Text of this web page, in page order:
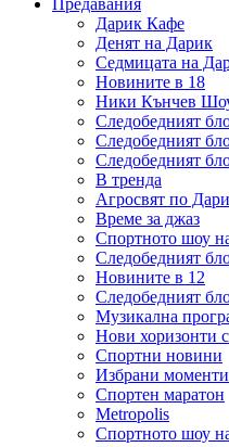
Предавания
Дарик Кафе
Денят на Дарик
Седмицата на
Новините в 18
Ники Кънчев
Следобедният
Следобедният
Следобедният
В тренда
Агросвят по
Време за джаз
Спортното шоу
Следобедният
Новините в 12
Следобедният
Музикална
Нови хоризонти
Спортни новини
Избрани
Спортен маратон
Metropolis
Спортното шоу